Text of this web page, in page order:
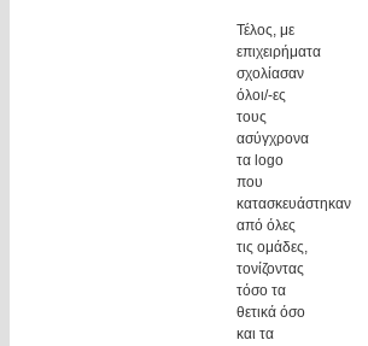
Τέλος, με
επιχειρήματα
σχολίασαν
όλοι/-ες
τους
ασύγχρονα
τα logo
που
κατασκευάστηκαν
από όλες
τις ομάδες,
τονίζοντας
τόσο τα
θετικά όσο
και τα